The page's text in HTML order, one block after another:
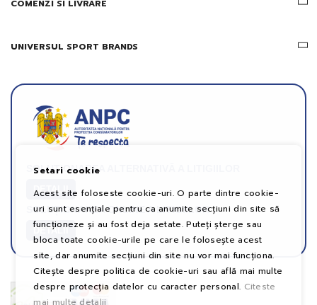
COMENZI SI LIVRARE
UNIVERSUL SPORT BRANDS
SOLUȚIONAREA ALTERNATIVĂ A LITIGIILOR
DETALII
SOLUȚIONAREA ONLINE A LITIGIILOR
DETALII
Setari cookie
Acest site foloseste cookie-uri. O parte dintre cookie-
uri sunt esențiale pentru ca anumite secțiuni din site să
funcționeze și au fost deja setate. Puteți șterge sau
bloca toate cookie-urile pe care le folosește acest
site, dar anumite secțiuni din site nu vor mai funcționa.
Citește despre politica de cookie-uri sau află mai multe
despre protecția datelor cu caracter personal. Citeste
mai multe detalii